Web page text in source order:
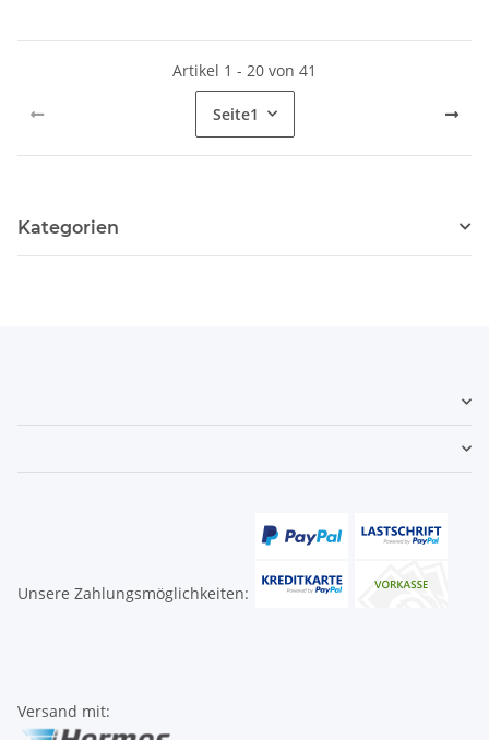
Artikel 1 - 20 von 41
Seite1
Kategorien
Unsere Zahlungsmöglichkeiten:
Versand mit: